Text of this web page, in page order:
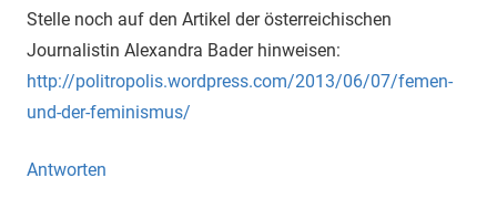
Stelle noch auf den Artikel der österreichischen
Journalistin Alexandra Bader hinweisen:
http://politropolis.wordpress.com/2013/06/07/femen-
und-der-feminismus/
Antworten